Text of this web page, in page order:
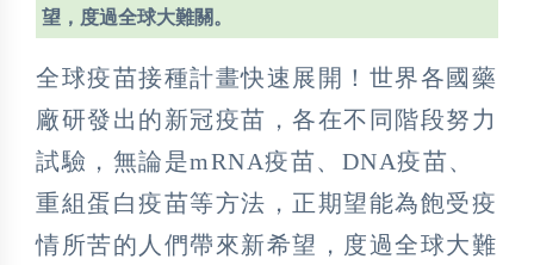
望，度過全球大難關。
全球疫苗接種計畫快速展開！世界各國藥
廠研發出的新冠疫苗，各在不同階段努力
試驗，無論是mRNA疫苗、DNA疫苗、
重組蛋白疫苗等方法，正期望能為飽受疫
情所苦的人們帶來新希望，度過全球大難